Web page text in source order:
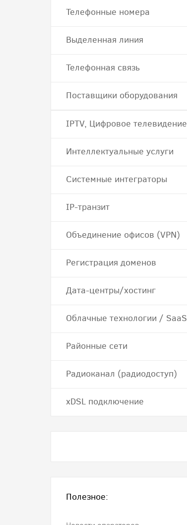
Телефонные номера
Выделенная линия
Телефонная связь
Поставщики оборудования
IPTV, Цифровое телевидение
Интеллектуальные услуги
Системные интеграторы
IP-транзит
Объединение офисов (VPN)
Регистрация доменов
Дата-центры/хостинг
Облачные технологии / SaaS
Районные сети
Радиоканал (радиодоступ)
хDSL подключение
Полезное: